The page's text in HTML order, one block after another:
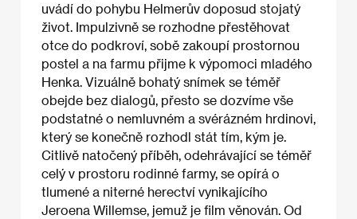
uvádí do pohybu Helmerův doposud stojatý
život. Impulzivně se rozhodne přestěhovat
otce do podkroví, sobě zakoupí prostornou
postel a na farmu přijme k výpomoci mladého
Henka. Vizuálně bohatý snímek se téměř
obejde bez dialogů, přesto se dozvíme vše
podstatné o nemluvném a svérázném hrdinovi,
který se konečně rozhodl stát tím, kým je.
Citlivě natočený příběh, odehrávající se téměř
celý v prostoru rodinné farmy, se opírá o
tlumené a niterné herectví vynikajícího
Jeroena Willemse, jemuž je film věnován. Od